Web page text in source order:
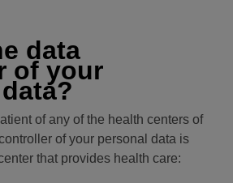
data
of your
of any of the health centers of
of your personal data is
that provides health care: